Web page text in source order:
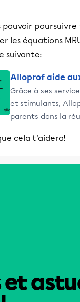
pouvoir
les équations
suivante:
Alloprof aide
Grâce à ses
et stimulants,
parents dans la
cela t'aidera!
et